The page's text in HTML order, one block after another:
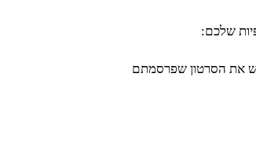
שלכם:
את הסרטון שפרסמתם